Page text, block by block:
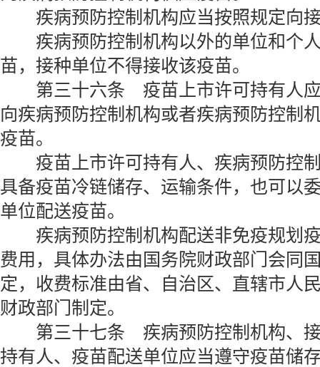
疾病预防控制机构应当按照规定向接
疾病预防控制机构以外的单位和个人
苗，接种单位不得接收该疫苗。
第三十六条 疫苗上市许可持有人应
向疾病预防控制机构或者疾病预防控制
疫苗。
疫苗上市许可持有人、疾病预防控制
具备疫苗冷链储存、运输条件，也可以
单位配送疫苗。
疾病预防控制机构配送非免疫规划疫
费用，具体办法由国务院财政部门会同
定，收费标准由省、自治区、直辖市人
财政部门制定。
第三十七条 疾病预防控制机构、接
持有人、疫苗配送单位应当遵守疫苗储